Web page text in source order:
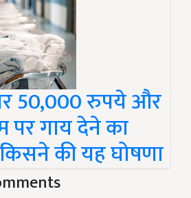
50,000 रुपये और
गाय देने का
की यह घोषणा